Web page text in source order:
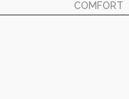
COMFORT